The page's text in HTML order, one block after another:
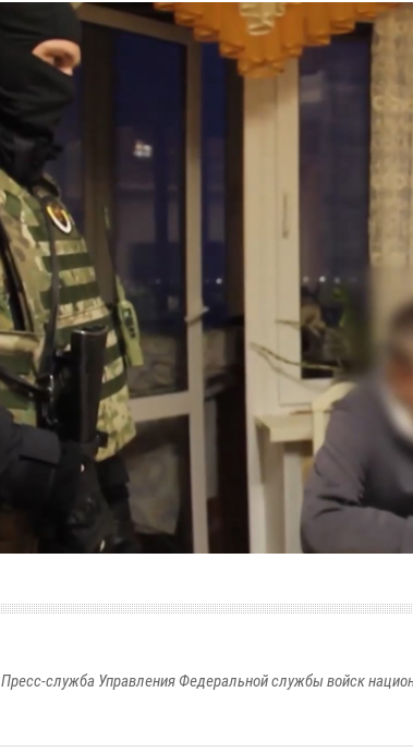
Пресс-служба Управления Федеральной службы войск